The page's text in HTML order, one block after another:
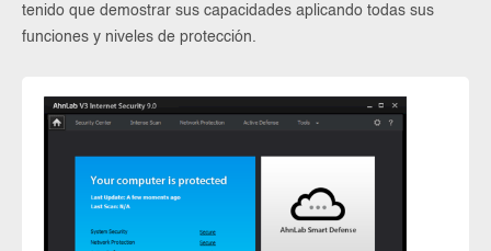
tenido que demostrar sus capacidades aplicando todas sus
funciones y niveles de protección.